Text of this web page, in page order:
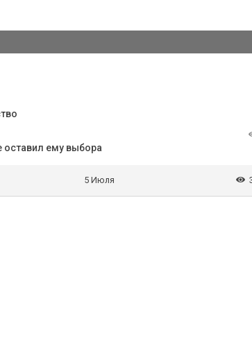
оставил ему выбора
5 Июля